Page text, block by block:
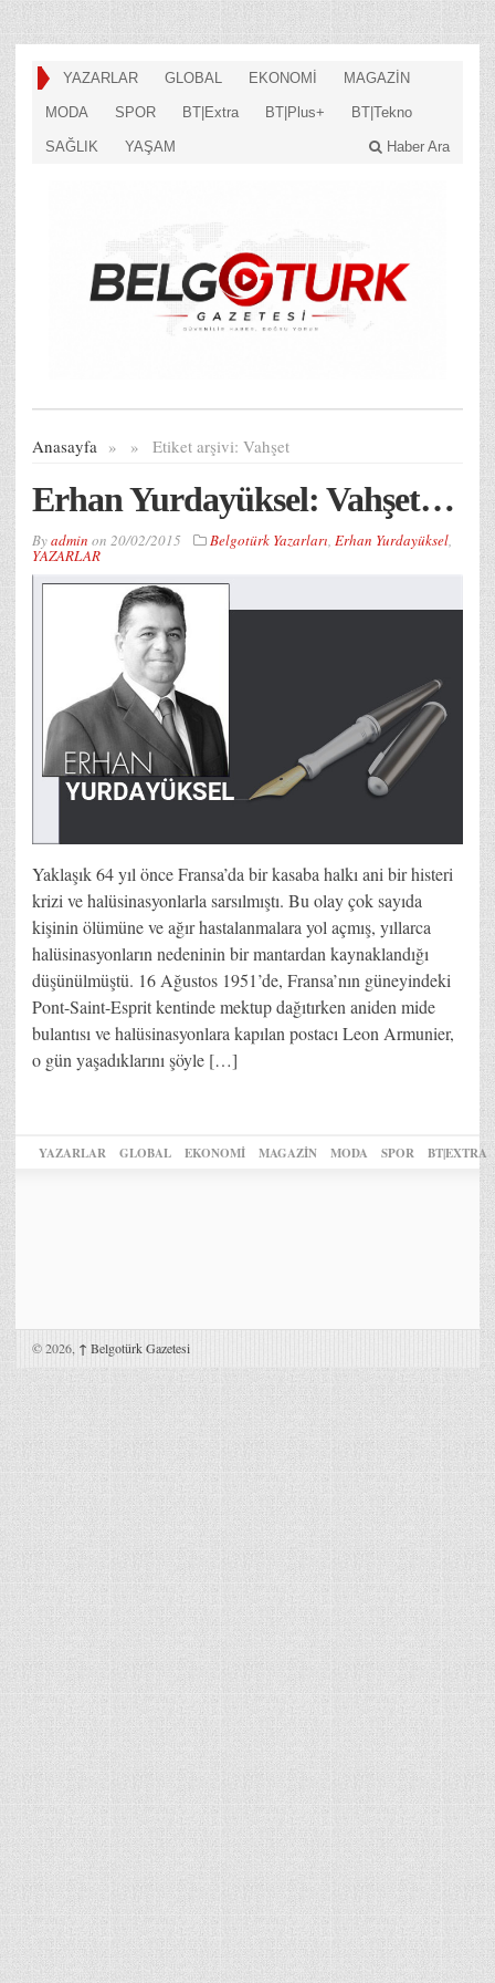
YAZARLAR GLOBAL EKONOMİ MAGAZİN
MODA SPOR BT|Extra BT|Plus+ BT|Tekno
SAĞLIK YAŞAM Haber Ara
Anasayfa » Etiket arşivi:
» Vahşet
Erhan Yurdayüksel: Vahşet…
Byadmin on 20/02/2015 Belgotürk Yazarları, Erhan Yurdayüksel,
YAZARLAR
Yaklaşık 64 yıl önce Fransa’da bir kasaba halkı ani bir histeri
krizi ve halüsinasyonlarla sarsılmıştı. Bu olay çok sayıda
kişinin ölümüne ve ağır hastalanmalara yol açmış, yıllarca
halüsinasyonların nedeninin bir mantardan kaynaklandığı
düşünülmüştü. 16 Ağustos 1951’de, Fransa’nın güneyindeki
Pont-Saint-Esprit kentinde mektup dağıtırken aniden mide
bulantısı ve halüsinasyonlara kapılan postacı Leon Armunier,
o gün yaşadıklarını şöyle […]
YAZARLAR GLOBAL EKONOMİ MAGAZİN MODA SPOR BT|EXTRA
© 2026, ↑ Belgotürk Gazetesi